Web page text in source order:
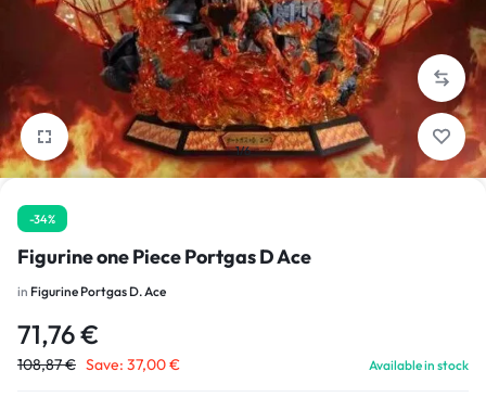
1/6
-34%
Figurine one Piece Portgas D Ace
in Figurine Portgas D. Ace
71,76€
108,87€ Save: 37,00€ Available in stock